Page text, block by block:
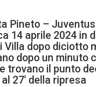
Pineto –
14 aprile 2024 in
Villa dopo diciotto
dopo un minuto
trovano il punto
27′ della ripresa